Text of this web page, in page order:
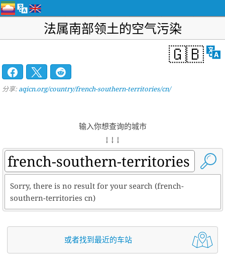
法属南部领土的空气污染
🇬🇧
分享: aqicn.org/country/french-southern-territories/cn/
输入你想查询的城市
↓ ↓ ↓
Sorry, there is no result for your search (french-
southern-territories cn)
或者找到最近的车站